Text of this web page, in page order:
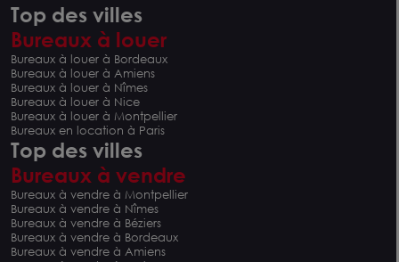
Top des villes
Bureaux à louer
Bureaux à louer à Bordeaux
Bureaux à louer à Amiens
Bureaux à louer à Nîmes
Bureaux à louer à Nice
Bureaux à louer à Montpellier
Bureaux en location à Paris
Top des villes
Bureaux à vendre
Bureaux à vendre à Montpellier
Bureaux à vendre à Nîmes
Bureaux à vendre à Béziers
Bureaux à vendre à Bordeaux
Bureaux à vendre à Amiens